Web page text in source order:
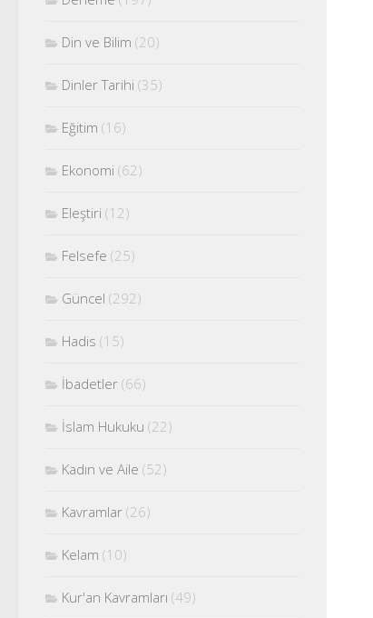
Din ve Bilim (20)
Dinler Tarihi (35)
Eğitim (16)
Ekonomi (62)
Eleştiri (12)
Felsefe (25)
Güncel (292)
Hadis (15)
İbadetler (66)
İslam Hukuku (22)
Kadın ve Aile (52)
Kavramlar (26)
Kelam (10)
Kur'an Kavramları (49)